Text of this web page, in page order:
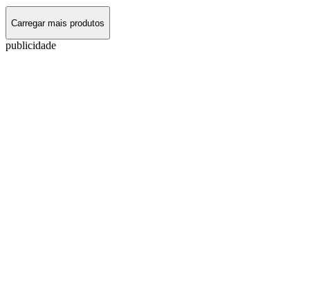
Carregar mais produtos
publicidade